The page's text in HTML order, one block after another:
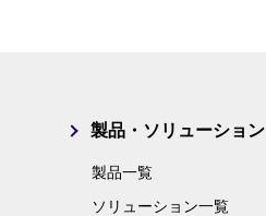
製品・ソリューション
製品一覧
ソリューション一覧